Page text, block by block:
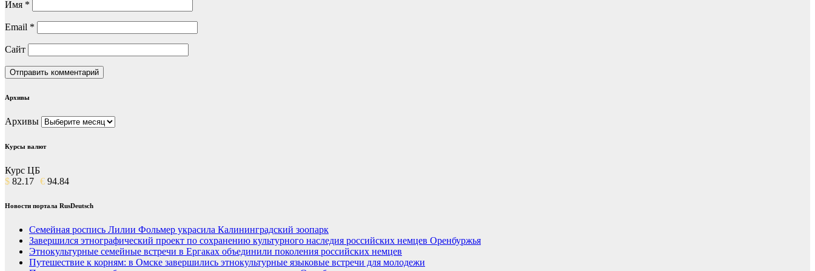
Имя *
Email *
Сайт
Архивы
Архивы
Курсы валют
Курс ЦБ
$ 82.17 € 94.84
Новости портала RusDeutsch
Семейная роспись Лилии Фольмер украсила Калининградский зоопарк
Завершился этнографический проект по сохранению культурного наследия российских немцев Оренбуржья
Этнокультурные семейные встречи в Ергаках объединили поколения российских немцев
Путешествие к корням: в Омске завершились этнокультурные языковые встречи для молодежи